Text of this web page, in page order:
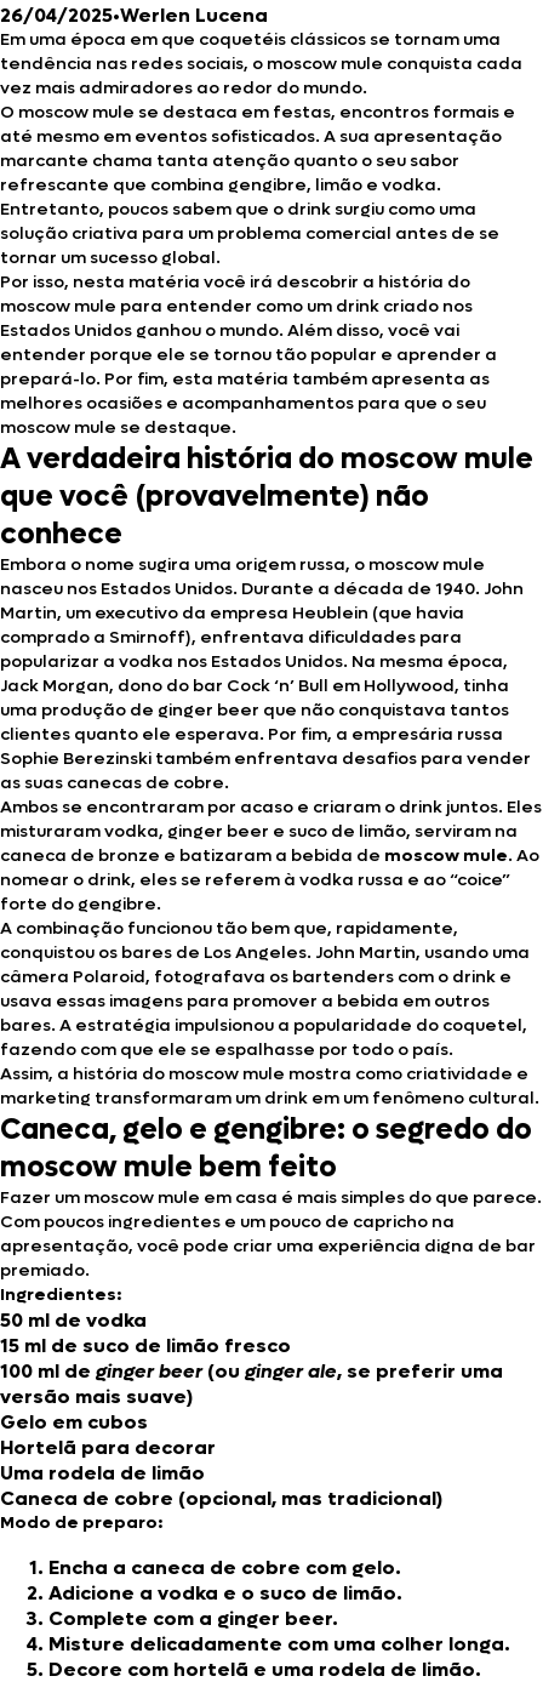
26/04/2025•Werlen Lucena
Em uma época em que coquetéis clássicos se tornam uma
tendência nas redes sociais, o moscow mule conquista cada
vez mais admiradores ao redor do mundo.
O moscow mule se destaca em festas, encontros formais e
até mesmo em eventos sofisticados. A sua apresentação
marcante chama tanta atenção quanto o seu sabor
refrescante que combina gengibre, limão e vodka.
Entretanto, poucos sabem que o drink surgiu como uma
solução criativa para um problema comercial antes de se
tornar um sucesso global.
Por isso, nesta matéria você irá descobrir a história do
moscow mule para entender como um drink criado nos
Estados Unidos ganhou o mundo. Além disso, você vai
entender porque ele se tornou tão popular e aprender a
prepará-lo. Por fim, esta matéria também apresenta as
melhores ocasiões e acompanhamentos para que o seu
moscow mule se destaque.
A verdadeira história do moscow mule
que você (provavelmente) não
conhece
Embora o nome sugira uma origem russa, o moscow mule
nasceu nos Estados Unidos. Durante a década de 1940. John
Martin, um executivo da empresa Heublein (que havia
comprado a Smirnoff), enfrentava dificuldades para
popularizar a vodka nos Estados Unidos. Na mesma época,
Jack Morgan, dono do bar Cock ‘n’ Bull em Hollywood, tinha
uma produção de ginger beer que não conquistava tantos
clientes quanto ele esperava. Por fim, a empresária russa
Sophie Berezinski também enfrentava desafios para vender
as suas canecas de cobre.
Ambos se encontraram por acaso e criaram o drink juntos. Eles
misturaram vodka, ginger beer e suco de limão, serviram na
caneca de bronze e batizaram a bebida de moscow mule. Ao
nomear o drink, eles se referem à vodka russa e ao “coice”
forte do gengibre.
A combinação funcionou tão bem que, rapidamente,
conquistou os bares de Los Angeles. John Martin, usando uma
câmera Polaroid, fotografava os bartenders com o drink e
usava essas imagens para promover a bebida em outros
bares. A estratégia impulsionou a popularidade do coquetel,
fazendo com que ele se espalhasse por todo o país.
Assim, a história do moscow mule mostra como criatividade e
marketing transformaram um drink em um fenômeno cultural.
Caneca, gelo e gengibre: o segredo do
moscow mule bem feito
Fazer um moscow mule em casa é mais simples do que parece.
Com poucos ingredientes e um pouco de capricho na
apresentação, você pode criar uma experiência digna de bar
premiado.
Ingredientes:
50 ml de vodka
15 ml de suco de limão fresco
100 ml de ginger beer(ou ginger ale, se preferir uma
versão mais suave)
Gelo em cubos
Hortelã para decorar
Uma rodela de limão
Caneca de cobre (opcional, mas tradicional)
Modo de preparo:
Encha a caneca de cobre com gelo.
Adicione a vodka e o suco de limão.
Complete com a ginger beer.
Misture delicadamente com uma colher longa.
Decore com hortelã e uma rodela de limão.